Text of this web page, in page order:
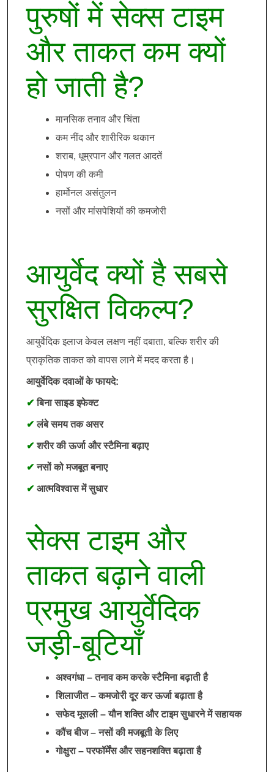
पुरुषों में सेक्स टाइम
और ताकत कम क्यों
हो जाती है?
मानसिक तनाव और चिंता
कम नींद और शारीरिक थकान
शराब, धूम्रपान और गलत आदतें
पोषण की कमी
हार्मोनल असंतुलन
नसों और मांसपेशियों की कमजोरी
आयुर्वेद क्यों है सबसे
सुरक्षित विकल्प?
आयुर्वेदिक इलाज केवल लक्षण नहीं दबाता, बल्कि शरीर की
प्राकृतिक ताकत को वापस लाने में मदद करता है।
आयुर्वेदिक दवाओं के फायदे:
✔ बिना साइड इफेक्ट
✔ लंबे समय तक असर
✔ शरीर की ऊर्जा और स्टैमिना बढ़ाए
✔ नसों को मजबूत बनाए
✔ आत्मविश्वास में सुधार
सेक्स टाइम और
ताकत बढ़ाने वाली
प्रमुख आयुर्वेदिक
जड़ी-बूटियाँ
अश्वगंधा – तनाव कम करके स्टैमिना बढ़ाती है
शिलाजीत – कमजोरी दूर कर ऊर्जा बढ़ाता है
सफेद मूसली – यौन शक्ति और टाइम सुधारने में सहायक
कौंच बीज – नसों की मजबूती के लिए
गोक्षुरा – परफॉर्मेंस और सहनशक्ति बढ़ाता है